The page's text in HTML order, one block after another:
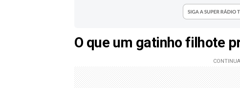
O que um gatinho filhote